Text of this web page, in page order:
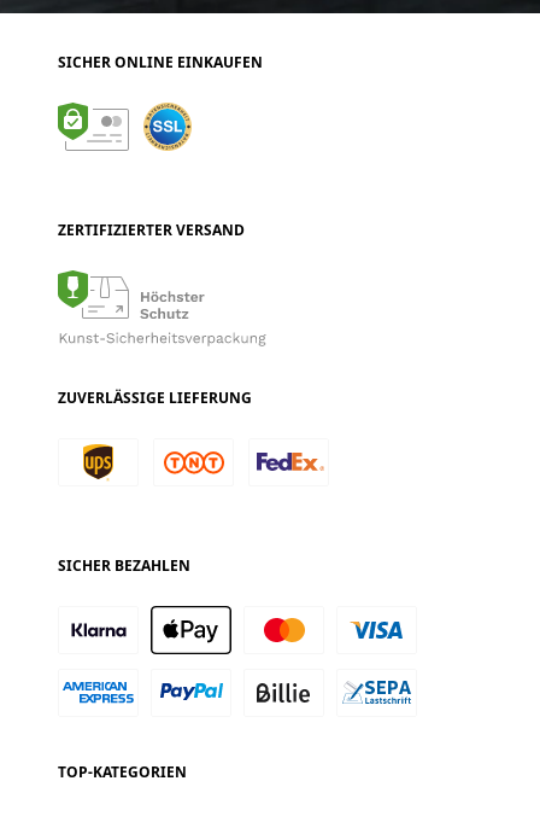
SICHER ONLINE EINKAUFEN
ZERTIFIZIERTER VERSAND
ZUVERLÄSSIGE LIEFERUNG
SICHER BEZAHLEN
TOP-KATEGORIEN